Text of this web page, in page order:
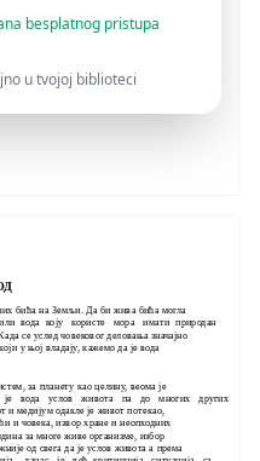
бића на Земљи. Да би жива бића могла
вода коју користе мора имати природан
се услед човековог деловања значајно
у њој владају, кажемо да је вода
за планету као целину, веома је
вода услов живота па до многих других
медијум одакле је живот потекао,
и човека, извор хране и неопходних
за многе живе организме, избор
од свега да је услов живота а према
besplatnog pristupa
u tvojoj biblioteci